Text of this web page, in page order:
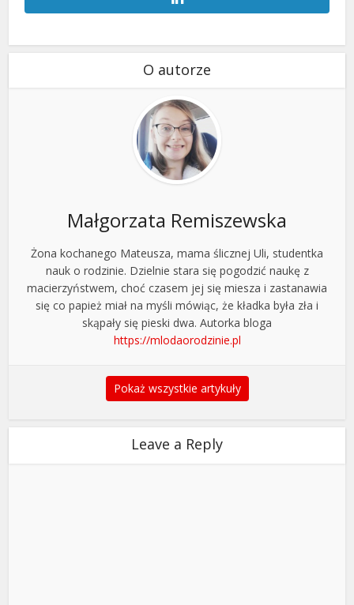
O autorze
Małgorzata Remiszewska
Żona kochanego Mateusza, mama ślicznej Uli, studentka
nauk o rodzinie. Dzielnie stara się pogodzić naukę z
macierzyństwem, choć czasem jej się miesza i zastanawia
się co papież miał na myśli mówiąc, że kładka była zła i
skąpały się pieski dwa. Autorka bloga
https://mlodaorodzinie.pl
Pokaż wszystkie artykuły
Leave a Reply